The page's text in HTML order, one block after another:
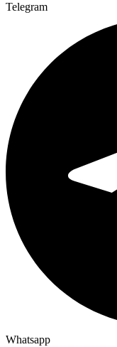
Telegram
Whatsapp